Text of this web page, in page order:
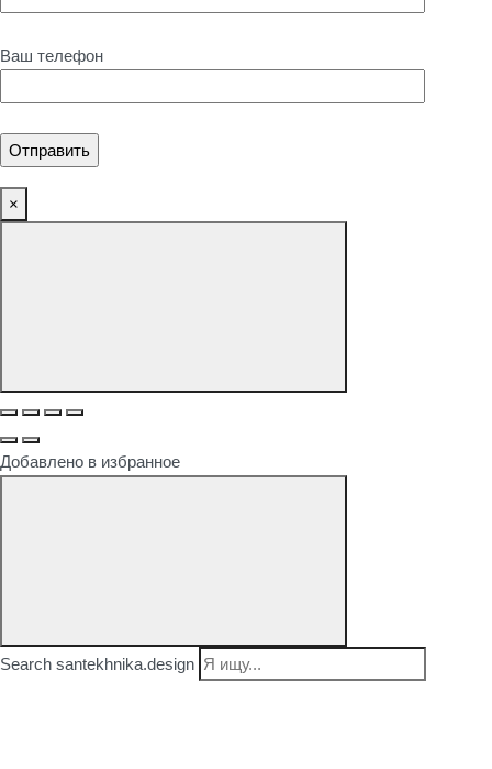
Ваш телефон
×
Добавлено в избранное
Search santekhnika.design